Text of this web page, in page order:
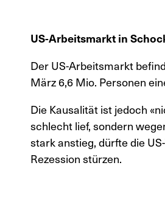
US-Arbeitsmarkt in
Der US-Arbeitsmarkt
März 6,6 Mio. Personen
Die Kausalität ist jedoch
schlecht lief, sondern
stark anstieg, dürfte die
Rezession stürzen.